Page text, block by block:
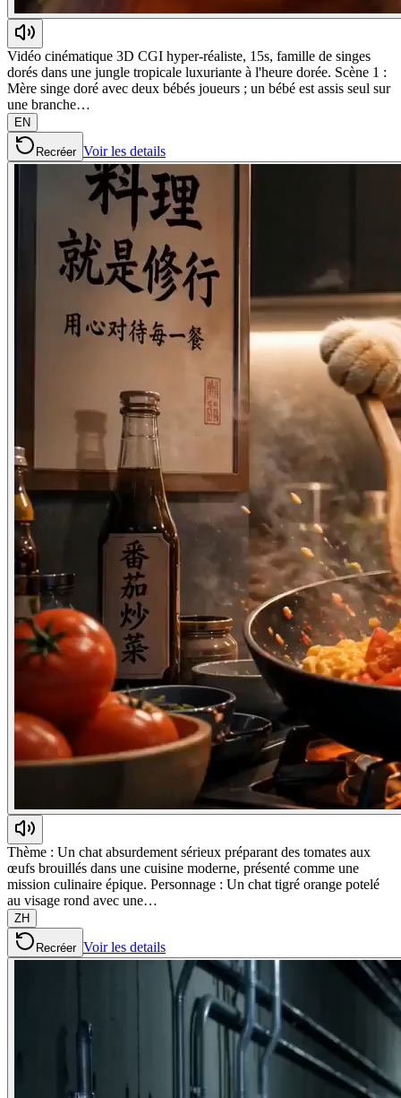
Vidéo cinématique 3D CGI hyper-réaliste, 15s, famille de singes
dorés dans une jungle tropicale luxuriante à l'heure dorée. Scène 1 :
Mère singe doré avec deux bébés joueurs ; un bébé est assis seul sur
une branche…
EN
Recréer Voir les details
Thème : Un chat absurdement sérieux préparant des tomates aux
œufs brouillés dans une cuisine moderne, présenté comme une
mission culinaire épique. Personnage : Un chat tigré orange potelé
au visage rond avec une…
ZH
Recréer Voir les details